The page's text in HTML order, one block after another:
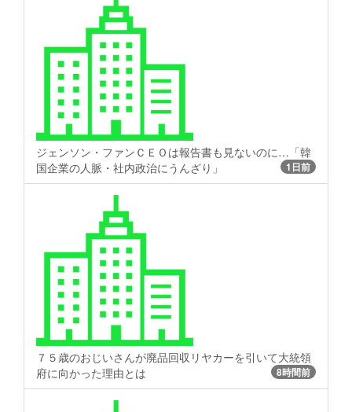
ジェンソン・ファンＣＥＯは報告書も見ないのに…「韓
国企業の人脈・社内政治にうんざり」
1日前
７５歳のおじいさんが廃品回収リヤカーを引いて大統領
府に向かった理由とは
8時間前